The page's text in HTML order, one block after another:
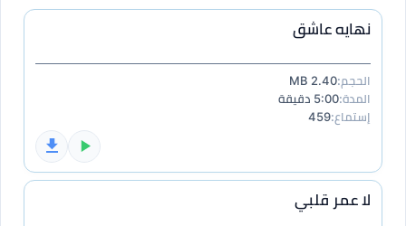
نهايه عاشق
الحجم:2.40 MB
المدة:5:00 دقيقة
إستماع:459
لا عمر قلبي